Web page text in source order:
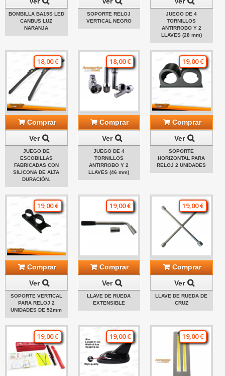
BOMBILLA BA15S LED
CANBUS LUZ
NARANJA
SOPORTE RELOJ
VERTICAL NEGRO
JUEGO DE 4
TORNILLOS
ANTIRROBO Y 2
LLAVES (28 mm)
18,00 €
Comprar
Ver
JUEGO DE
ESCOBILLAS
FABRICADAS CON
SILICONA DE ALTA
DURACIÓN.
18,00 €
Comprar
Ver
JUEGO DE 4
TORNILLOS
ANTIRROBO Y 2
LLAVES (46 mm)
19,00 €
Comprar
Ver
SOPORTE
HORIZONTAL PARA
RELOJ 2 UNIDADES
19,00 €
Comprar
Ver
SOPORTE VERTICAL
PARA RELOJ 2
UNIDADES DE 52mm
19,00 €
Comprar
Ver
LLAVE DE RUEDA
EXTENSIBLE
19,00 €
Comprar
Ver
LLAVE DE RUEDA DE
CRUZ
19,00 € 19,00 € 19,00 €